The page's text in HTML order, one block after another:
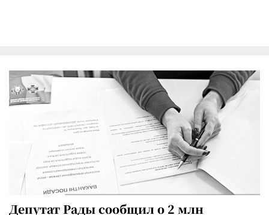
Депутат Рады сообщил о 2 млн